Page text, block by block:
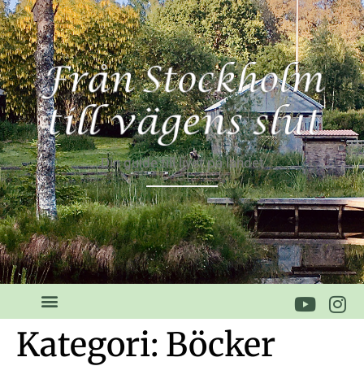
Din guide till livet på landet
Kategori: Böcker